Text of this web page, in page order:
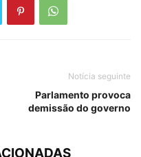
Notícia seguinte
Parlamento provoca
demissão do governo